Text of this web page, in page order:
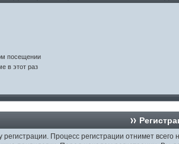
посещении
в этот раз
Процесс регистрации отнимет